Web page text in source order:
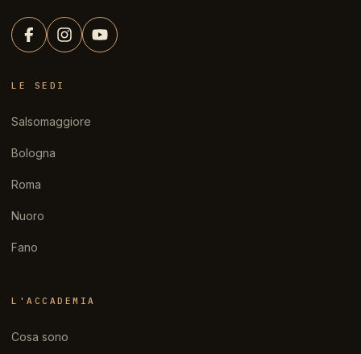
LE SEDI
Salsomaggiore
Bologna
Roma
Nuoro
Fano
L'ACCADEMIA
Cosa sono